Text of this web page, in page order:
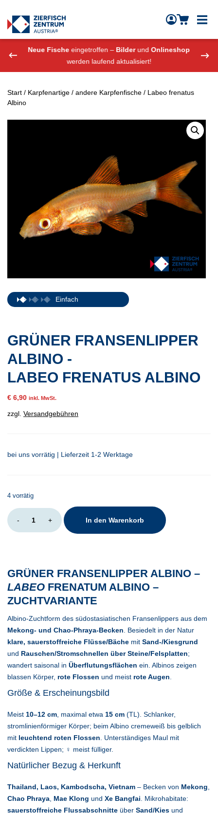
Zierfisch Aquarium Austria
Neue Fische eingetroffen – BilderundOnlineshop
werden laufend aktualisiert!
Start / Karpfenartige / andere Karpfenfische / Labeo frenatus
Albino
Einfach
GRÜNER FRANSENLIPPER
ALBINO -
LABEO FRENATUS ALBINO
€ 6,90 inkl. MwSt.
zzgl. Versandgebühren
bei uns vorrätig | Lieferzeit 1-2 Werktage
4 vorrätig
-
frenatus
Albino
+ In den Warenkorb
GRÜNER FRANSENLIPPER ALBINO –
LABEO FRENATUM ALBINO –
ZUCHTVARIANTE
Albino-Zuchtform des südostasiatischen Fransenlippers aus dem
Mekong- und Chao-Phraya-Becken. Besiedelt in der Natur
klare, sauerstoffreiche Flüsse/Bäche mit Sand-/Kiesgrund
und Rauschen/Stromschnellen über Steine/Felsplatten;
wandert saisonal in Überflutungsflächen ein. Albinos zeigen
blassen Körper, rote Flossen und meist rote Augen.
Größe & Erscheinungsbild
Meist 10–12 cm, maximal etwa 15 cm (TL). Schlanker,
stromlinienförmiger Körper; beim Albino cremeweiß bis gelblich
mit leuchtend roten Flossen. Unterständiges Maul mit
verdickten Lippen; ♀ meist fülliger.
Natürlicher Bezug & Herkunft
Thailand, Laos, Kambodscha, Vietnam – Becken von Mekong,
Chao Phraya, Mae Klong und Xe Bangfai. Mikrohabitate:
sauerstoffreiche Flussabschnitte über Sand/Kies und